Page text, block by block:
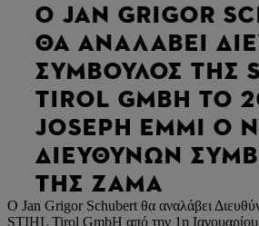
Ο JAN GRIGOR
ΘΑ ΑΝΑΛΆΒΕΙ
ΣΎΜΒΟΥΛΟΣ ΤΗΣ
TIROL GMBH ΤΟ
JOSEPH EMMI Ο
ΔΙΕΥΘΎΝΩΝ
ΤΗΣ ZAMA
Ο Jan Grigor Schubert θα αναλάβει
STIHL Tirol GmbH από την 1η